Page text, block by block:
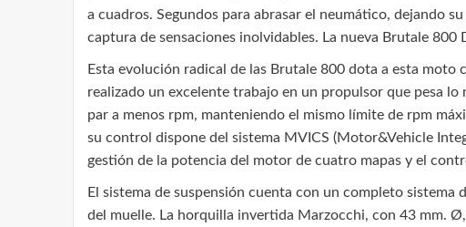
a cuadros. Segundos para abrasar el neumático, dejando
captura de sensaciones inolvidables. La nueva Brutale
Esta evolución radical de las Brutale 800 dota a esta
realizado un excelente trabajo en un propulsor que pesa
par a menos rpm, manteniendo el mismo límite de rpm
su control dispone del sistema MVICS (Motor&Vehicle
gestión de la potencia del motor de cuatro mapas y el
El sistema de suspensión cuenta con un completo
del muelle. La horquilla invertida Marzocchi, con 43 mm.